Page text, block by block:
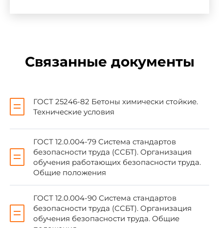
ВНЕСЕН Научно-исследовательским
Зам. директора Б.А.Крылов
Постановлением Государственного комитета
СССР по делам строительства от 7 июля 1983 г.
ВЗАМЕНГОСТ 25246-82в части
приложения 5
Настоящий стандарт распространяется на
Связанные документы
ГОСТ 25246-82 Бетоны химически стойкие.
Технические условия
ГОСТ 12.0.004-79 Система стандартов
безопасности труда (ССБТ). Организация
обучения работающих безопасности труда.
Общие положения
ГОСТ 12.0.004-90 Система стандартов
безопасности труда (ССБТ). Организация
обучения безопасности труда. Общие